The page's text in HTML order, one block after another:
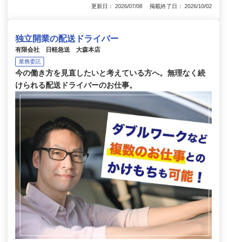
更新日： 2026/07/08 掲載終了日： 2026/10/02
独立開業の配送ドライバー
有限会社 日軽急送 大森本店
業務委託
今の働き方を見直したいと考えている方へ。無理なく続
けられる配送ドライバーのお仕事。